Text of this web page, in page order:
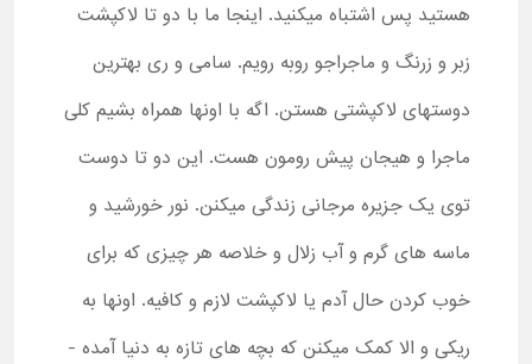
هستید پس اشتباه میکنید. اینجا ما با دو تا لاکپشت
زبر و زرنگ و ماجراجو روبه رویم. سامی و ری بهترین
دوستهای لاکپشتی هستن. اگه با اونها همراه بشیم کلی
ماجرا و هیجان پیش رومون هست. این دو تا دوست
توی یک جزیره مرجانی زندگی میکنن. نور خورشید و
ماسه های گرم و آب زلال و خلاصه هر چیزی که برای
خوب کردن حال آدم یا لاکپشت لازم و کافیه. اونها به
ریکی و الا کمک میکنن که بچه های تازه به دنیا آمده ­